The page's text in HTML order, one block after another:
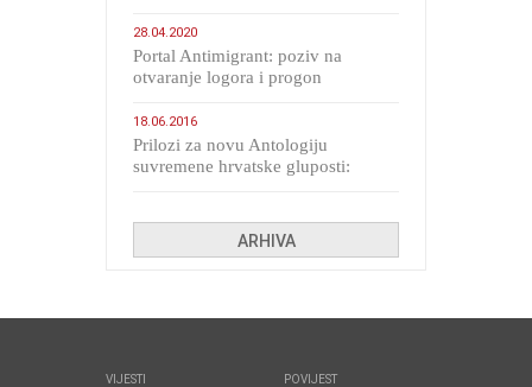
28.04.2020
Portal Antimigrant: poziv na
otvaranje logora i progon
18.06.2016
Prilozi za novu Antologiju
suvremene hrvatske gluposti:
ARHIVA
VIJESTI POVIJEST